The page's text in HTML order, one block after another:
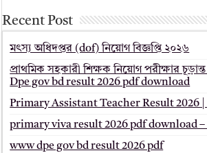
Recent Post
মৎস্য অধিদপ্তর (dof) নিয়োগ বিজ্ঞপ্তি ২০২৬
প্রাথমিক সহকারী শিক্ষক নিয়োগ পরীক্ষার
Dpe gov bd result 2026 pdf download
Primary Assistant Teacher Result 2026
primary viva result 2026 pdf download
www dpe gov bd result 2026 pdf